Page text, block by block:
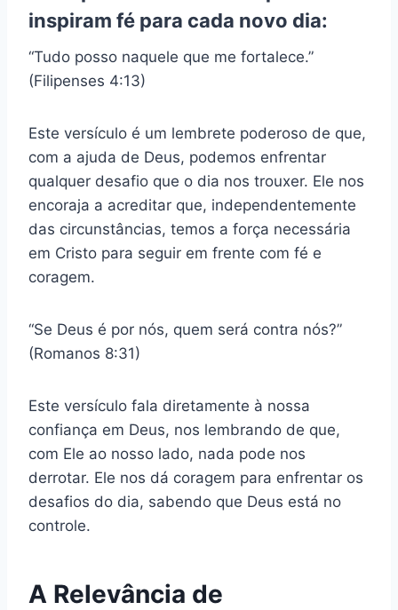
inspiram fé para cada novo dia:
“Tudo posso naquele que me fortalece.”
(Filipenses 4:13)
Este versículo é um lembrete poderoso de que,
com a ajuda de Deus, podemos enfrentar
qualquer desafio que o dia nos trouxer. Ele nos
encoraja a acreditar que, independentemente
das circunstâncias, temos a força necessária
em Cristo para seguir em frente com fé e
coragem.
“Se Deus é por nós, quem será contra nós?”
(Romanos 8:31)
Este versículo fala diretamente à nossa
confiança em Deus, nos lembrando de que,
com Ele ao nosso lado, nada pode nos
derrotar. Ele nos dá coragem para enfrentar os
desafios do dia, sabendo que Deus está no
controle.
A Relevância de